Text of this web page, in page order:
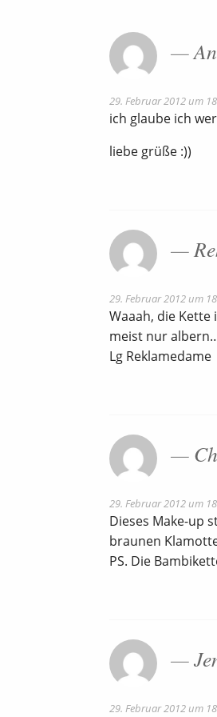
29. Februar 2012 um
ich glaube ich
liebe grüße :))
29. Februar 2012 um
Waaah, die
meist nur
Lg Reklamedame
29. Februar 2012 um
Dieses Make-up
braunen
PS. Die
29. Februar 2012 um